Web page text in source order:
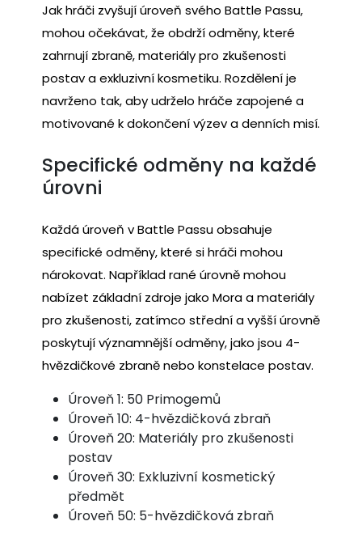
Jak hráči zvyšují úroveň svého Battle Passu,
mohou očekávat, že obdrží odměny, které
zahrnují zbraně, materiály pro zkušenosti
postav a exkluzivní kosmetiku. Rozdělení je
navrženo tak, aby udrželo hráče zapojené a
motivované k dokončení výzev a denních misí.
Specifické odměny na každé
úrovni
Každá úroveň v Battle Passu obsahuje
specifické odměny, které si hráči mohou
nárokovat. Například rané úrovně mohou
nabízet základní zdroje jako Mora a materiály
pro zkušenosti, zatímco střední a vyšší úrovně
poskytují významnější odměny, jako jsou 4-
hvězdičkové zbraně nebo konstelace postav.
Úroveň 1: 50 Primogemů
Úroveň 10: 4-hvězdičková zbraň
Úroveň 20: Materiály pro zkušenosti
postav
Úroveň 30: Exkluzivní kosmetický
předmět
Úroveň 50: 5-hvězdičková zbraň